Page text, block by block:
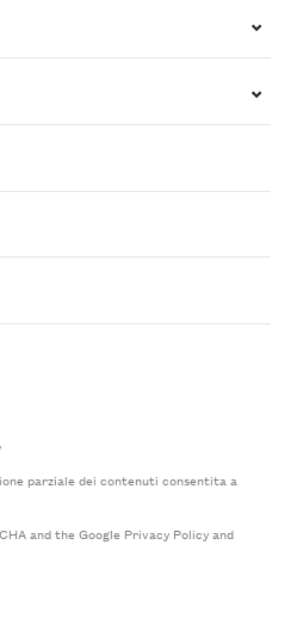
parziale dei contenuti consentita a
and the Google Privacy Policyand